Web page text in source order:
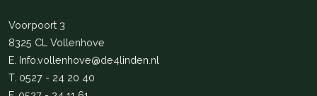
Voorpoort 3
8325 CL Vollenhove
E. Info.vollenhove@de4linden.nl
T. 0527 - 24 20 40